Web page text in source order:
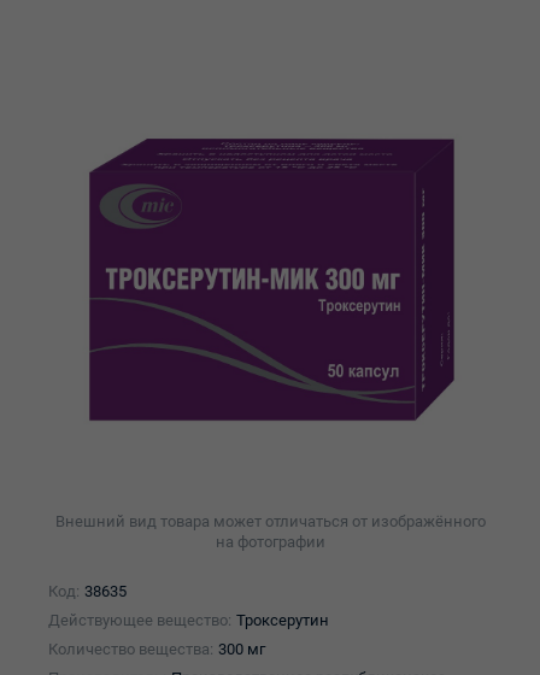
Внешний вид товара может отличаться от изображённого
на фотографии
Код: 38635
Действующее вещество: Троксерутин
Количество вещества: 300 мг